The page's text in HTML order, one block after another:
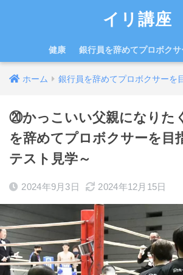
イリ講座
健康 銀行員を辞めてプロボク
ホーム 銀行員を辞めてプロボクサーを
⑳かっこいい父親になりた
を辞めてプロボクサーを
テスト見学～
2024年9月3日 2024年12月15日